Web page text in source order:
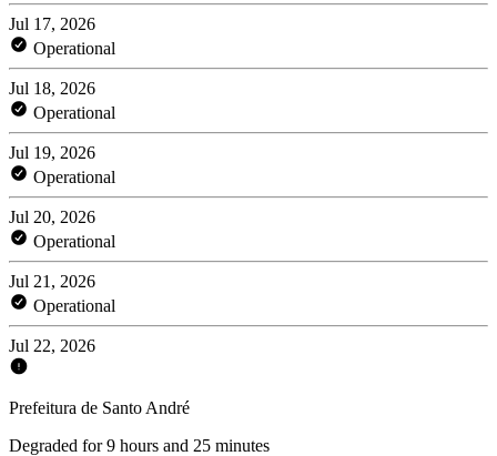
Jul 17, 2026
Operational
Jul 18, 2026
Operational
Jul 19, 2026
Operational
Jul 20, 2026
Operational
Jul 21, 2026
Operational
Jul 22, 2026
Prefeitura de Santo André
Degraded for 9 hours and 25 minutes